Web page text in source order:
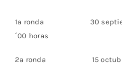
1ª ronda 30
´00 horas
2ª ronda 15